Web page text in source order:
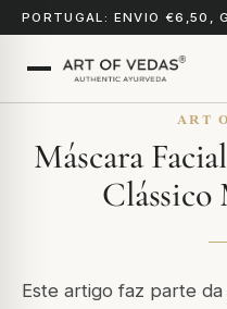
PORTUGAL: ENVIO €6,50,
ART
Máscara
Clássico
Este artigo faz parte da